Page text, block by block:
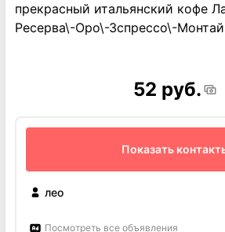
прекрасный итальянский кофе
Ресерва\-Оро\-Зспрессо\-
52 руб.
Показать
лео
Посмотреть все объявления